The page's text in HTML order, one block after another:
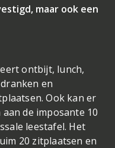
maar ook een
ontbijt, lunch,
en
Ook kan er
de imposante 10
leestafel. Het
20 zitplaatsen en